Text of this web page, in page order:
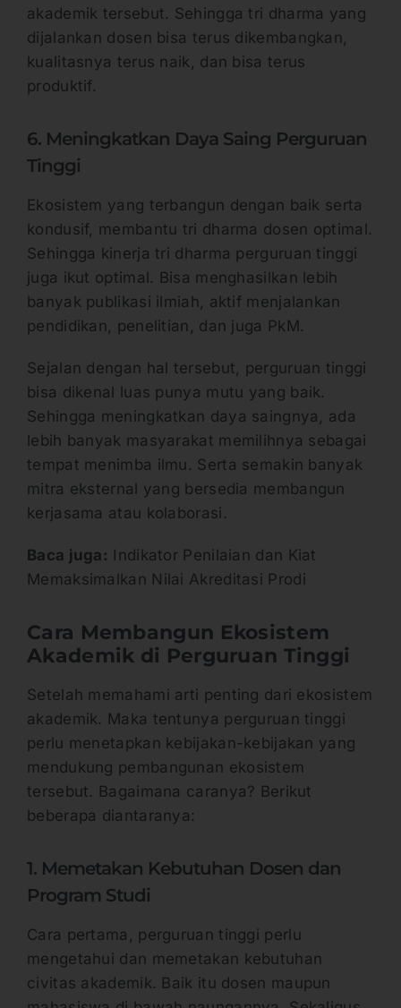
akademik tersebut. Sehingga tri dharma yang
dijalankan dosen bisa terus dikembangkan,
kualitasnya terus naik, dan bisa terus
produktif.
6. Meningkatkan Daya Saing Perguruan
Tinggi
Ekosistem yang terbangun dengan baik serta
kondusif, membantu tri dharma dosen optimal.
Sehingga kinerja tri dharma perguruan tinggi
juga ikut optimal. Bisa menghasilkan lebih
banyak publikasi ilmiah, aktif menjalankan
pendidikan, penelitian, dan juga PkM.
Sejalan dengan hal tersebut, perguruan tinggi
bisa dikenal luas punya mutu yang baik.
Sehingga meningkatkan daya saingnya, ada
lebih banyak masyarakat memilihnya sebagai
tempat menimba ilmu. Serta semakin banyak
mitra eksternal yang bersedia membangun
kerjasama atau kolaborasi.
Baca juga: Indikator Penilaian dan Kiat
Memaksimalkan Nilai Akreditasi Prodi
Cara Membangun Ekosistem
Akademik di Perguruan Tinggi
Setelah memahami arti penting dari ekosistem
akademik. Maka tentunya perguruan tinggi
perlu menetapkan kebijakan-kebijakan yang
mendukung pembangunan ekosistem
tersebut. Bagaimana caranya? Berikut
beberapa diantaranya:
1. Memetakan Kebutuhan Dosen dan
Program Studi
Cara pertama, perguruan tinggi perlu
mengetahui dan memetakan kebutuhan
civitas akademik. Baik itu dosen maupun